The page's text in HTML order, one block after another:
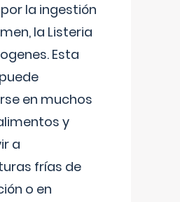
la ingestión
la Listeria
Esta
en muchos
y
a
frías de
o en